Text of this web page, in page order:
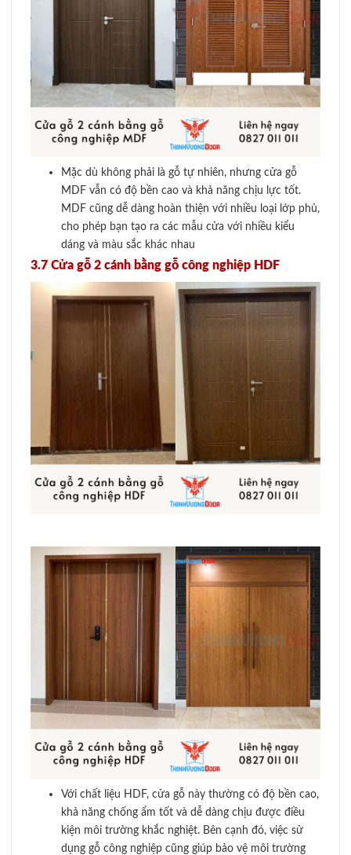
Mặc dù không phải là gỗ tự nhiên, nhưng cửa gỗ
MDF vẫn có độ bền cao và khả năng chịu lực tốt.
MDF cũng dễ dàng hoàn thiện với nhiều loại lớp phủ,
cho phép bạn tạo ra các mẫu cửa với nhiều kiểu
dáng và màu sắc khác nhau
3.7 Cửa gỗ 2 cánh bằng gỗ công nghiệp HDF
Với chất liệu HDF, cửa gỗ này thường có độ bền cao,
khả năng chống ẩm tốt và dễ dàng chịu được điều
kiện môi trường khắc nghiệt. Bên cạnh đó, việc sử
dụng gỗ công nghiệp cũng giúp bảo vệ môi trường